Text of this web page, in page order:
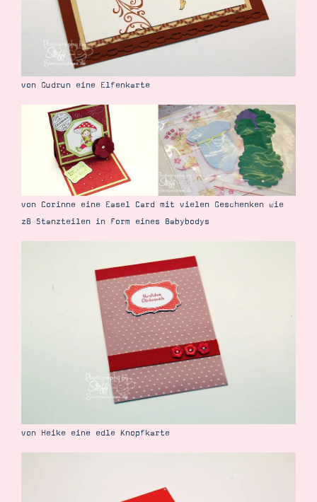
von Gudrun eine Elfenkarte
von Corinne eine Easel Card mit vielen Geschenken wie
zB Stanzteilen in Form eines Babybodys
von Heike eine edle Knopfkarte